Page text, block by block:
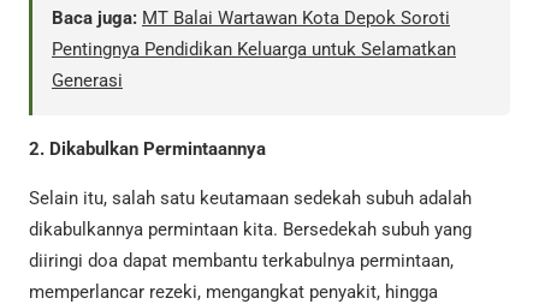
Baca juga: MT Balai Wartawan Kota Depok Soroti
Pentingnya Pendidikan Keluarga untuk Selamatkan
Generasi
2. Dikabulkan Permintaannya
Selain itu, salah satu keutamaan sedekah subuh adalah
dikabulkannya permintaan kita. Bersedekah subuh yang
diiringi doa dapat membantu terkabulnya permintaan,
memperlancar rezeki, mengangkat penyakit, hingga